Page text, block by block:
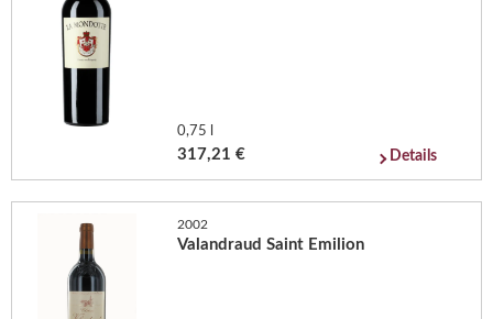
0,75 l
317,21 € Details
2002
Valandraud Saint Emilion